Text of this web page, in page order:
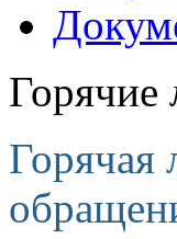
Горячие
Горячая